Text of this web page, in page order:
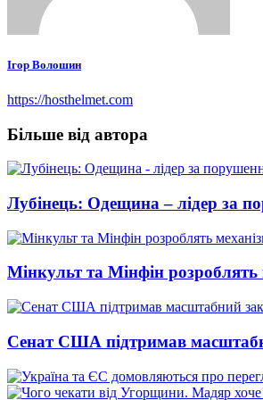
Ігор Волошин
https://hosthelmet.com
Більше від автора
Лубінець: Одещина – лідер за
Мінкульт та Мінфін розроблять
Сенат США підтримав